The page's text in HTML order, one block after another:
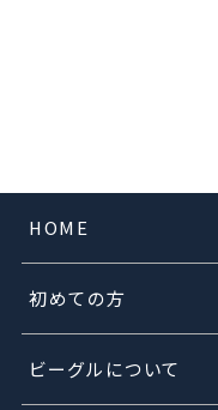
HOME
初めての方
ビーグルについて